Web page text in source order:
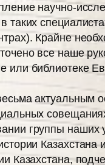
научно-
таких
Крайне
все наше
или библиотеке
актуальным
группы наших
Казахстана,